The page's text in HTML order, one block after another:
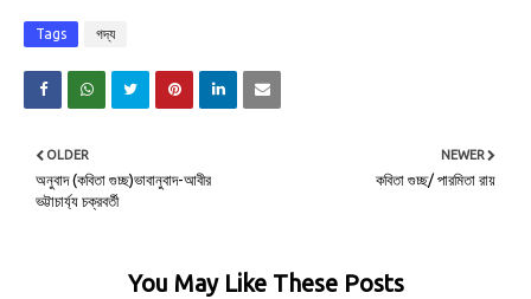
Tags গদ্য
NEWER
কবিতা গুচ্ছ/ পারমিতা রায়
OLDER
অনুবাদ (কবিতা গুচ্ছ)ভাবানুবাদ-আবীর
ভট্টাচার্য্য চক্রবর্তী
You May Like These Posts